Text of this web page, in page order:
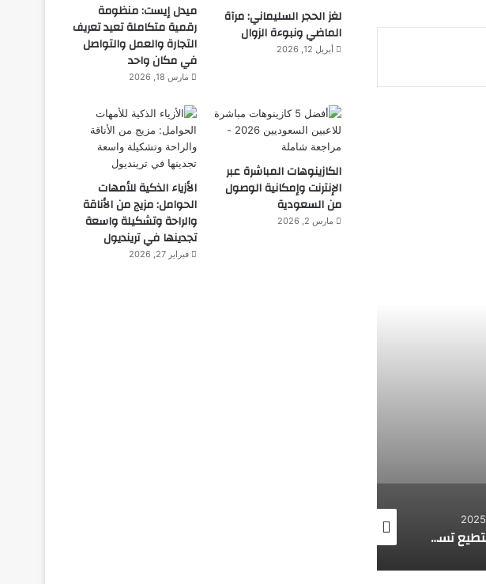
روبوت يستطيع تسلق الجدران
ديسمبر 10, 2025
لغز الحجر السليماني: مرآة
الماضي ونبوءة الزوال
أبريل 12, 2026
ميدل إيست: منظومة
رقمية متكاملة تعيد تعريف
التجارة والعمل والتواصل
في مكان واحد
مارس 18, 2026
الكازينوهات المباشرة عبر
الإنترنت وإمكانية الوصول
من السعودية
مارس 2, 2026
الأزياء الذكية للأمهات
الحوامل: مزيج من الأناقة
والراحة وتشكيلة واسعة
تجدينها في ترينديول
فبراير 27, 2026